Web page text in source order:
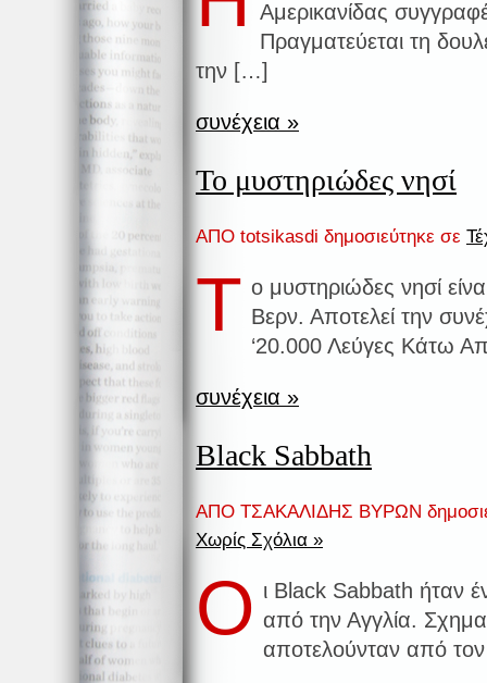
Αμερικανίδας
Πραγματεύεται τη
την […]
συνέχεια »
Το μυστηριώδες νησί
ΑΠΟ totsikasdi δημοσιεύτηκε σε
Τ ο μυστηριώδες νησί
Βερν. Αποτελεί την
‘20.000 Λεύγες Κάτω
συνέχεια »
Black Sabbath
ΑΠΟ ΤΣΑΚΑΛΙΔΗΣ ΒΥΡΩΝ
Χωρίς Σχόλια »
Ο ι Black Sabbath ήταν
από την Αγγλία.
αποτελούνταν από